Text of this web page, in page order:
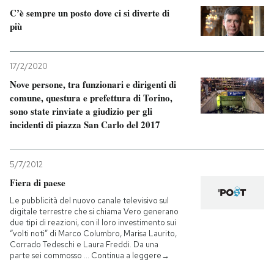
C’è sempre un posto dove ci si diverte di
più
17/2/2020
Nove persone, tra funzionari e dirigenti di
comune, questura e prefettura di Torino,
sono state rinviate a giudizio per gli
incidenti di piazza San Carlo del 2017
5/7/2012
Fiera di paese
Le pubblicità del nuovo canale televisivo sul
digitale terrestre che si chiama Vero generano
due tipi di reazioni, con il loro investimento sui
“volti noti” di Marco Columbro, Marisa Laurito,
Corrado Tedeschi e Laura Freddi. Da una
parte sei commosso … Continua a leggere→